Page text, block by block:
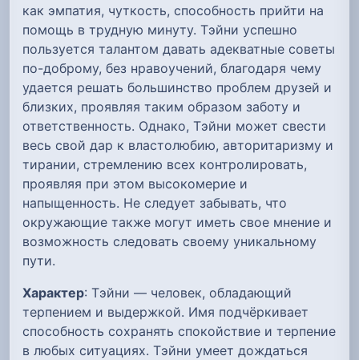
как эмпатия, чуткость, способность прийти на
помощь в трудную минуту. Тэйни успешно
пользуется талантом давать адекватные советы
по-доброму, без нравоучений, благодаря чему
удается решать большинство проблем друзей и
близких, проявляя таким образом заботу и
ответственность. Однако, Тэйни может свести
весь свой дар к властолюбию, авторитаризму и
тирании, стремлению всех контролировать,
проявляя при этом высокомерие и
напыщенность. Не следует забывать, что
окружающие также могут иметь свое мнение и
возможность следовать своему уникальному
пути.
Характер: Тэйни — человек, обладающий
терпением и выдержкой. Имя подчёркивает
способность сохранять спокойствие и терпение
в любых ситуациях. Тэйни умеет дождаться